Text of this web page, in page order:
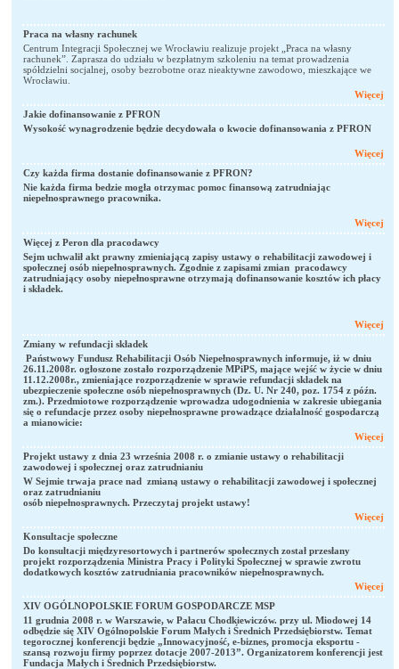
Praca na własny rachunek
Centrum Integracji Społecznej we Wrocławiu realizuje projekt „Praca na własny
rachunek”. Zaprasza do udziału w bezpłatnym szkoleniu na temat prowadzenia
spółdzielni socjalnej, osoby bezrobotne oraz nieaktywne zawodowo, mieszkające we
Wrocławiu.
Więcej
Jakie dofinansowanie z PFRON
Wysokość wynagrodzenie będzie decydowała o kwocie dofinansowania z PFRON
Więcej
Czy każda firma dostanie dofinansowanie z PFRON?
Nie każda firma bedzie mogła otrzymac pomoc finansową zatrudniając
niepełnosprawnego pracownika.
Więcej
Więcej z Peron dla pracodawcy
Sejm uchwalił akt prawny zmieniającą zapisy ustawy o rehabilitacji zawodowej i
społecznej osób niepełnosprawnych. Zgodnie z zapisami zmian pracodawcy
zatrudniający osoby niepełnosprawne otrzymają dofinansowanie kosztów ich płacy
i składek.
Więcej
Zmiany w refundacji składek
Państwowy Fundusz Rehabilitacji Osób Niepełnosprawnych informuje, iż w dniu
26.11.2008r. ogłoszone zostało rozporządzenie MPiPS, mające wejść w życie w dniu
11.12.2008r., zmieniające rozporządzenie w sprawie refundacji składek na
ubezpieczenie społeczne osób niepełnosprawnych (Dz. U. Nr 240, poz. 1754 z późn.
zm.). Przedmiotowe rozporządzenie wprowadza udogodnienia w zakresie ubiegania
się o refundacje przez osoby niepełnosprawne prowadzące działalność gospodarczą
a mianowicie:
Więcej
Projekt ustawy z dnia 23 września 2008 r. o zmianie ustawy o rehabilitacji
zawodowej i społecznej oraz zatrudnianiu
W Sejmie trwaja prace nad zmianą ustawy o rehabilitacji zawodowej i społecznej
oraz zatrudnianiu
osób niepełnosprawnych. Przeczytaj projekt ustawy!
Więcej
Konsultacje społeczne
Do konsultacji międzyresortowych i partnerów społecznych został przesłany
projekt rozporządzenia Ministra Pracy i Polityki Społecznej w sprawie zwrotu
dodatkowych kosztów zatrudniania pracowników niepełnosprawnych.
Więcej
XIV OGÓLNOPOLSKIE FORUM GOSPODARCZE MSP
11 grudnia 2008 r. w Warszawie, w Pałacu Chodkiewiczów. przy ul. Miodowej 14
odbędzie się XIV Ogólnopolskie Forum Małych i Średnich Przedsiębiorstw. Temat
tegorocznej konferencji będzie „Innowacyjność, e-biznes, promocja eksportu -
szansą rozwoju firmy poprzez dotacje 2007-2013”. Organizatorem konferencji jest
Fundacja Małych i Średnich Przedsiębiorstw.